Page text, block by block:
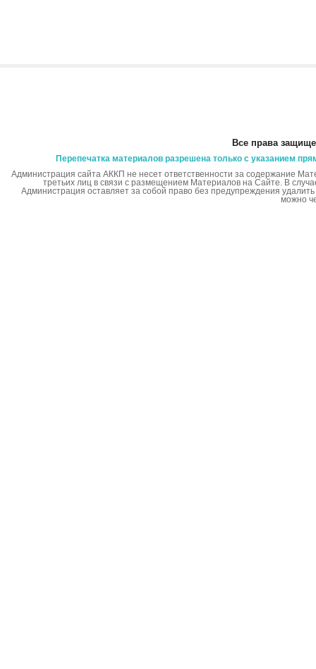
Все права
Перепечатка материалов разрешена только с указанием
Администрация сайта АККП не несет ответственности за содержание
третьих лиц в связи с размещением Материалов на Сайте. В
Администрация оставляет за собой право без предупреждения
можно